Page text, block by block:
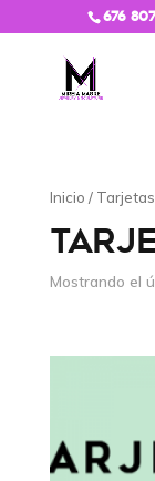
676
Inicio /
Mostrando el